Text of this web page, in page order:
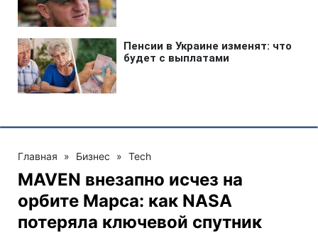
Главная » Бизнес » Tech
MAVEN внезапно исчез на
орбите Марса: как NASA
потеряла ключевой спутник